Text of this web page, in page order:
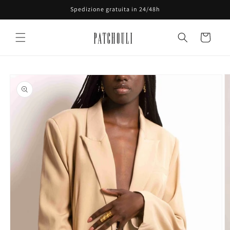
ai contenuti
Spedizione gratuita in 24/48h
Carrello
informazioni
sul prodotto